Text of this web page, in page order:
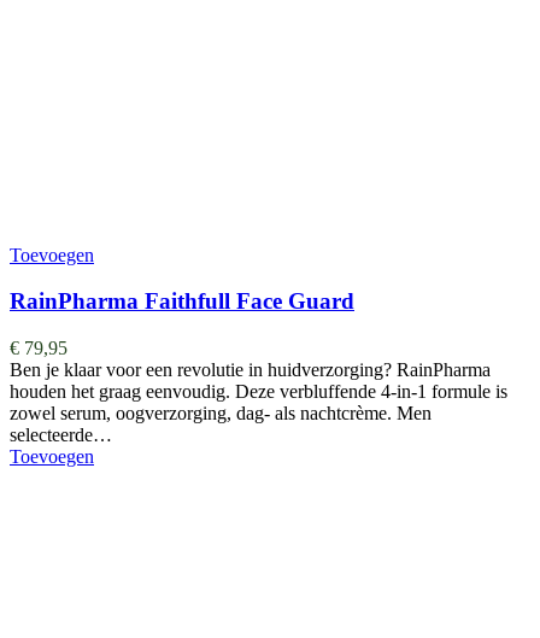
Toevoegen
RainPharma Faithfull Face Guard
€ 79,95
Ben je klaar voor een revolutie in huidverzorging? RainPharma
houden het graag eenvoudig. Deze verbluffende 4-in-1 formule is
zowel serum, oogverzorging, dag- als nachtcrème. Men
selecteerde…
Toevoegen